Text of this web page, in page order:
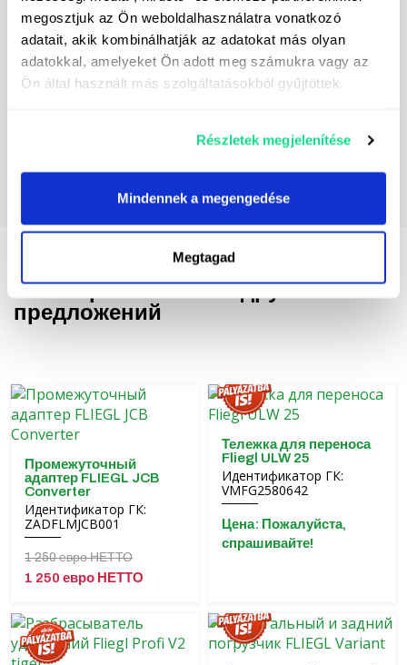
megosztjuk az Ön weboldalhasználatra vonatkozó
adatait, akik kombinálhatják az adatokat más olyan
adatokkal, amelyeket Ön adott meg számukra vagy az
Ön által használt más szolgáltatásokból gyűjtöttek.
Részletek megjelenítése
Mindennek a megengedése
Megtagad
маркетинговых сообщений. Контактные данные
контроллера данных можно найти
здесь.
Некоторые из наших других
предложений
Промежуточный
адаптер FLIEGL JCB
Converter
Идентификатор ГК:
ZADFLMJCB001
1 250 евро НЕТТО
1 250 евро НЕТТО
Тележка для переноса
Fliegl ULW 25
Идентификатор ГК:
VMFG2580642
Цена: Пожалуйста,
спрашивайте!